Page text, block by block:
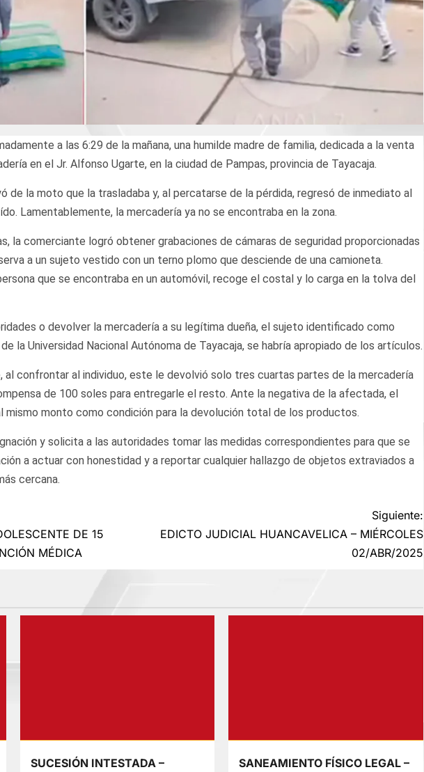
a las 6:29 de la mañana, una humilde madre de familia, dedicada a la venta
en el Jr. Alfonso Ugarte, en la ciudad de Pampas, provincia de Tayacaja.
la moto que la trasladaba y, al percatarse de la pérdida, regresó de inmediato al
Lamentablemente, la mercadería ya no se encontraba en la zona.
la comerciante logró obtener grabaciones de cámaras de seguridad proporcionadas
a un sujeto vestido con un terno plomo que desciende de una camioneta.
que se encontraba en un automóvil, recoge el costal y lo carga en la tolva del
o devolver la mercadería a su legítima dueña, el sujeto identificado como
la Universidad Nacional Autónoma de Tayacaja, se habría apropiado de los artículos.
confrontar al individuo, este le devolvió solo tres cuartas partes de la mercadería
de 100 soles para entregarle el resto. Ante la negativa de la afectada, el
mismo monto como condición para la devolución total de los productos.
y solicita a las autoridades tomar las medidas correspondientes para que se
a actuar con honestidad y a reportar cualquier hallazgo de objetos extraviados a
cercana.
DE 15
MÉDICA
Siguiente:
EDICTO JUDICIAL HUANCAVELICA – MIÉRCOLES
02/ABR/2025
SUCESIÓN INTESTADA –
SANEAMIENTO FÍSICO LEGAL –